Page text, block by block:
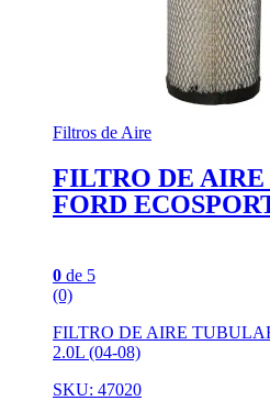
Filtros de Aire
FILTRO DE AIRE
FORD
0 de 5
(0)
FILTRO DE AIRE
2.0L (04-08)
SKU: 47020